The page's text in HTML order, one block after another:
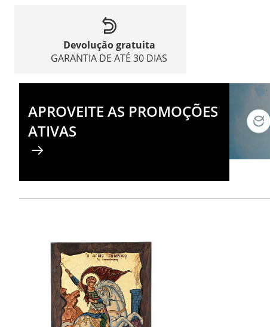
Devolução gratuita
GARANTIA DE ATÉ 30 DIAS
APROVEITE AS PROMOÇÕES
ATIVAS